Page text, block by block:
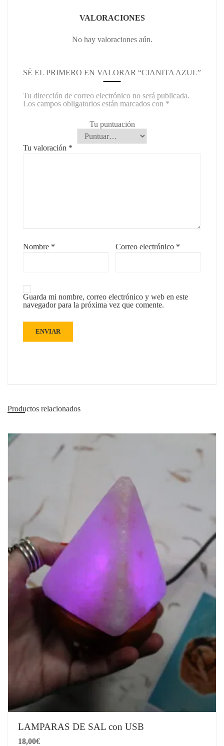
VALORACIONES
No hay valoraciones aún.
SÉ EL PRIMERO EN VALORAR “CIANITA AZUL”
Tu dirección de correo electrónico no será publicada.
Los campos obligatorios están marcados con *
Tu puntuación
Tu valoración *
Nombre * Correo electrónico *
Guarda mi nombre, correo electrónico y web en este
navegador para la próxima vez que comente.
Productos relacionados
LAMPARAS DE SAL con USB
18,00€